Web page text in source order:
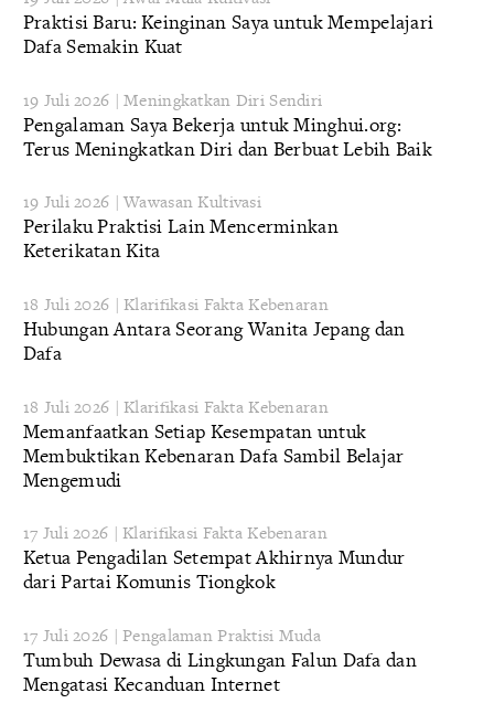
Praktisi Baru: Keinginan Saya untuk Mempelajari
Dafa Semakin Kuat
19 Juli 2026 | Meningkatkan Diri Sendiri
Pengalaman Saya Bekerja untuk Minghui.org:
Terus Meningkatkan Diri dan Berbuat Lebih Baik
19 Juli 2026 | Wawasan Kultivasi
Perilaku Praktisi Lain Mencerminkan
Keterikatan Kita
18 Juli 2026 | Klarifikasi Fakta Kebenaran
Hubungan Antara Seorang Wanita Jepang dan
Dafa
18 Juli 2026 | Klarifikasi Fakta Kebenaran
Memanfaatkan Setiap Kesempatan untuk
Membuktikan Kebenaran Dafa Sambil Belajar
Mengemudi
17 Juli 2026 | Klarifikasi Fakta Kebenaran
Ketua Pengadilan Setempat Akhirnya Mundur
dari Partai Komunis Tiongkok
17 Juli 2026 | Pengalaman Praktisi Muda
Tumbuh Dewasa di Lingkungan Falun Dafa dan
Mengatasi Kecanduan Internet